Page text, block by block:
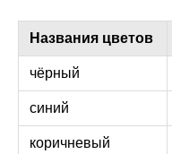
Названия цветов
чёрный
синий
коричневый